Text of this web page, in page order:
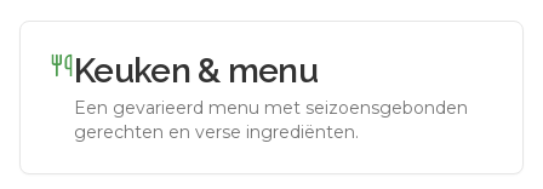
Keuken & menu
Een gevarieerd menu met seizoensgebonden
gerechten en verse ingrediënten.